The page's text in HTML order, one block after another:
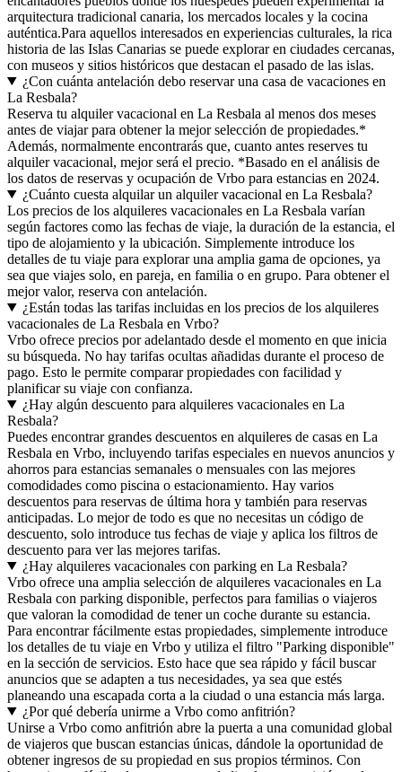
arquitectura tradicional canaria, los mercados locales y la cocina
auténtica.Para aquellos interesados en experiencias culturales, la rica
historia de las Islas Canarias se puede explorar en ciudades cercanas,
con museos y sitios históricos que destacan el pasado de las islas.
¿Con cuánta antelación debo reservar una casa de vacaciones en
La Resbala?
Reserva tu alquiler vacacional en La Resbala al menos dos meses
antes de viajar para obtener la mejor selección de propiedades.*
Además, normalmente encontrarás que, cuanto antes reserves tu
alquiler vacacional, mejor será el precio. *Basado en el análisis de
los datos de reservas y ocupación de Vrbo para estancias en 2024.
¿Cuánto cuesta alquilar un alquiler vacacional en La Resbala?
Los precios de los alquileres vacacionales en La Resbala varían
según factores como las fechas de viaje, la duración de la estancia, el
tipo de alojamiento y la ubicación. Simplemente introduce los
detalles de tu viaje para explorar una amplia gama de opciones, ya
sea que viajes solo, en pareja, en familia o en grupo. Para obtener el
mejor valor, reserva con antelación.
¿Están todas las tarifas incluidas en los precios de los alquileres
vacacionales de La Resbala en Vrbo?
Vrbo ofrece precios por adelantado desde el momento en que inicia
su búsqueda. No hay tarifas ocultas añadidas durante el proceso de
pago. Esto le permite comparar propiedades con facilidad y
planificar su viaje con confianza.
¿Hay algún descuento para alquileres vacacionales en La
Resbala?
Puedes encontrar grandes descuentos en alquileres de casas en La
Resbala en Vrbo, incluyendo tarifas especiales en nuevos anuncios y
ahorros para estancias semanales o mensuales con las mejores
comodidades como piscina o estacionamiento. Hay varios
descuentos para reservas de última hora y también para reservas
anticipadas. Lo mejor de todo es que no necesitas un código de
descuento, solo introduce tus fechas de viaje y aplica los filtros de
descuento para ver las mejores tarifas.
¿Hay alquileres vacacionales con parking en La Resbala?
Vrbo ofrece una amplia selección de alquileres vacacionales en La
Resbala con parking disponible, perfectos para familias o viajeros
que valoran la comodidad de tener un coche durante su estancia.
Para encontrar fácilmente estas propiedades, simplemente introduce
los detalles de tu viaje en Vrbo y utiliza el filtro "Parking disponible"
en la sección de servicios. Esto hace que sea rápido y fácil buscar
anuncios que se adapten a tus necesidades, ya sea que estés
planeando una escapada corta a la ciudad o una estancia más larga.
¿Por qué debería unirme a Vrbo como anfitrión?
Unirse a Vrbo como anfitrión abre la puerta a una comunidad global
de viajeros que buscan estancias únicas, dándole la oportunidad de
obtener ingresos de su propiedad en sus propios términos. Con